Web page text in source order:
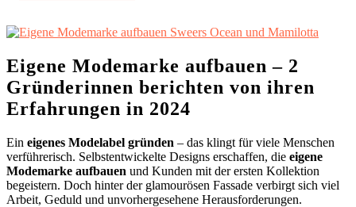
Eigene Modemarke aufbauen – 2
Gründerinnen berichten von ihren
Erfahrungen in 2024
Ein eigenes Modelabel gründen – das klingt für viele Menschen
verführerisch. Selbstentwickelte Designs erschaffen, die eigene
Modemarke aufbauen und Kunden mit der ersten Kollektion
begeistern. Doch hinter der glamourösen Fassade verbirgt sich viel
Arbeit, Geduld und unvorhergesehene Herausforderungen.